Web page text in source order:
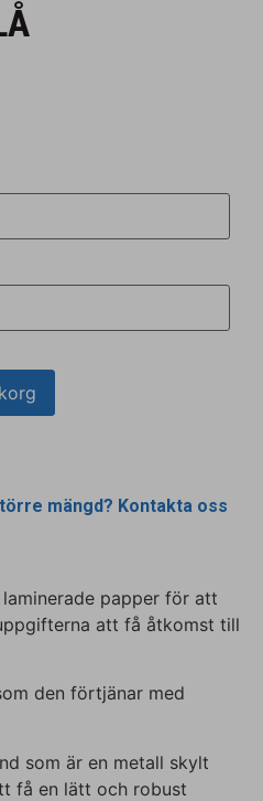
mängd? Kontakta oss
papper för att
att få åtkomst till
den förtjänar med
som är en metall skylt
få en lätt och robust